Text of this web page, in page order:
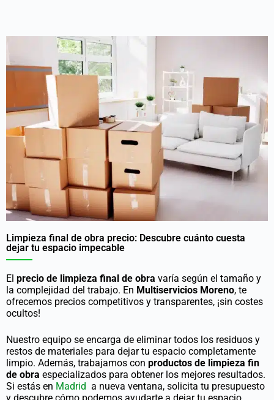
Limpieza final de obra precio: Descubre cuánto cuesta
dejar tu espacio impecable
El precio de limpieza final de obra varía según el tamaño y
la complejidad del trabajo. En Multiservicios Moreno, te
ofrecemos precios competitivos y transparentes, ¡sin costes
ocultos!
Nuestro equipo se encarga de eliminar todos los residuos y
restos de materiales para dejar tu espacio completamente
limpio. Además, trabajamos con productos de limpieza fin
de obra especializados para obtener los mejores resultados.
Si estás en Madrid a nueva ventana, solicita tu presupuesto